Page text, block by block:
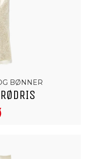
BØNNER